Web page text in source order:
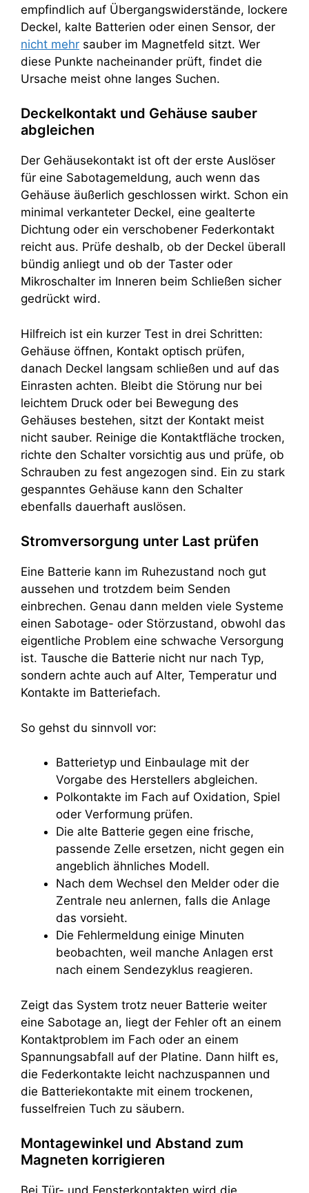
empfindlich auf Übergangswiderstände, lockere
Deckel, kalte Batterien oder einen Sensor, der
nicht mehr sauber im Magnetfeld sitzt. Wer
diese Punkte nacheinander prüft, findet die
Ursache meist ohne langes Suchen.
Deckelkontakt und Gehäuse sauber
abgleichen
Der Gehäusekontakt ist oft der erste Auslöser
für eine Sabotagemeldung, auch wenn das
Gehäuse äußerlich geschlossen wirkt. Schon ein
minimal verkanteter Deckel, eine gealterte
Dichtung oder ein verschobener Federkontakt
reicht aus. Prüfe deshalb, ob der Deckel überall
bündig anliegt und ob der Taster oder
Mikroschalter im Inneren beim Schließen sicher
gedrückt wird.
Hilfreich ist ein kurzer Test in drei Schritten:
Gehäuse öffnen, Kontakt optisch prüfen,
danach Deckel langsam schließen und auf das
Einrasten achten. Bleibt die Störung nur bei
leichtem Druck oder bei Bewegung des
Gehäuses bestehen, sitzt der Kontakt meist
nicht sauber. Reinige die Kontaktfläche trocken,
richte den Schalter vorsichtig aus und prüfe, ob
Schrauben zu fest angezogen sind. Ein zu stark
gespanntes Gehäuse kann den Schalter
ebenfalls dauerhaft auslösen.
Stromversorgung unter Last prüfen
Eine Batterie kann im Ruhezustand noch gut
aussehen und trotzdem beim Senden
einbrechen. Genau dann melden viele Systeme
einen Sabotage- oder Störzustand, obwohl das
eigentliche Problem eine schwache Versorgung
ist. Tausche die Batterie nicht nur nach Typ,
sondern achte auch auf Alter, Temperatur und
Kontakte im Batteriefach.
So gehst du sinnvoll vor:
Batterietyp und Einbaulage mit der
Vorgabe des Herstellers abgleichen.
Polkontakte im Fach auf Oxidation, Spiel
oder Verformung prüfen.
Die alte Batterie gegen eine frische,
passende Zelle ersetzen, nicht gegen ein
angeblich ähnliches Modell.
Nach dem Wechsel den Melder oder die
Zentrale neu anlernen, falls die Anlage
das vorsieht.
Die Fehlermeldung einige Minuten
beobachten, weil manche Anlagen erst
nach einem Sendezyklus reagieren.
Zeigt das System trotz neuer Batterie weiter
eine Sabotage an, liegt der Fehler oft an einem
Kontaktproblem im Fach oder an einem
Spannungsabfall auf der Platine. Dann hilft es,
die Federkontakte leicht nachzuspannen und
die Batteriekontakte mit einem trockenen,
fusselfreien Tuch zu säubern.
Montagewinkel und Abstand zum
Magneten korrigieren
Bei Tür- und Fensterkontakten wird die